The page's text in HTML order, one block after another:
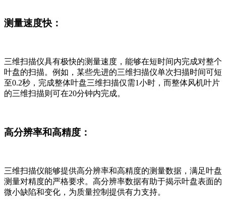
测量速度快：
三维扫描仪具有极快的测量速度，能够在短时间内完成对整个
叶盘的扫描。例如，某些先进的三维扫描仪单次扫描时间可短
至0.2秒，完成整体叶盘三维扫描仅需1小时，而整体风机叶片
的三维扫描则可在20分钟内完成。
高分辨率和高精度：
三维扫描仪能够提供高分辨率和高精度的测量数据，满足叶盘
测量对精度的严格要求。高分辨率数据有助于揭示叶盘表面的
微小缺陷和变化，为质量控制提供有力支持。